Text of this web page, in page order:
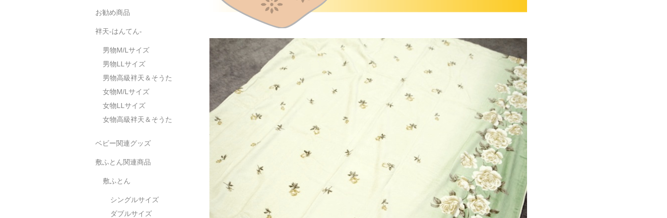
お勧め商品
袢天-はんてん-
男物M/Lサイズ
男物LLサイズ
男物高級袢天＆そうた
女物M/Lサイズ
女物LLサイズ
女物高級袢天＆そうた
ベビー関連グッズ
敷ふとん関連商品
敷ふとん
シングルサイズ
ダブルサイズ